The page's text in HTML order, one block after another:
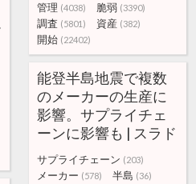
管理 (4038) 脆弱 (3390)
調査 (5801) 資産 (382)
開始 (22402)
能登半島地震で複数
のメーカーの生産に
影響。サプライチェ
ーンに影響も | スラド
サプライチェーン (203)
メーカー (578) 半島 (36)